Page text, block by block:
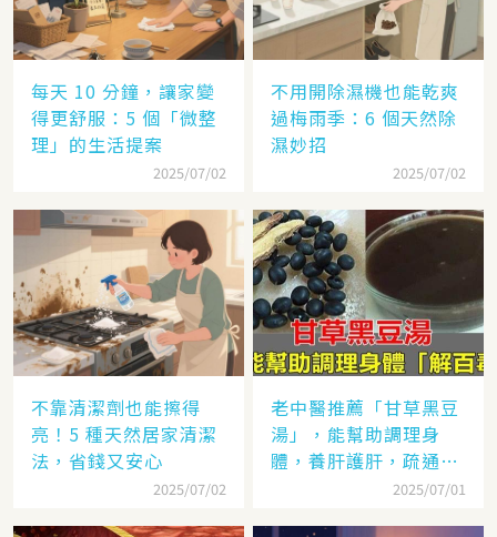
每天 10 分鐘，讓家變
得更舒服：5 個「微整
理」的生活提案
2025/07/02
不用開除濕機也能乾爽
過梅雨季：6 個天然除
濕妙招
2025/07/02
不靠清潔劑也能擦得
亮！5 種天然居家清潔
法，省錢又安心
2025/07/02
老中醫推薦「甘草黑豆
湯」，能幫助調理身
體，養肝護肝，疏通血
管，控三高，做法很簡
2025/07/01